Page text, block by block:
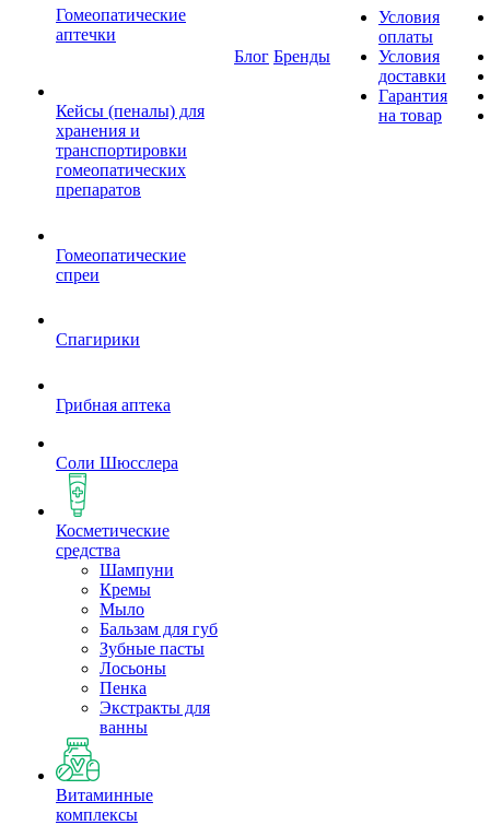
Гомеопатические
аптечки
Кейсы (пеналы) для
хранения и
транспортировки
гомеопатических
препаратов
Гомеопатические
спреи
Спагирики
Грибная аптека
Соли Шюсслера
Косметические
средства
Шампуни
Кремы
Мыло
Бальзам для губ
Зубные пасты
Лосьоны
Пенка
Экстракты для
ванны
Витаминные
комплексы
Блог Бренды
Условия
оплаты
Условия
доставки
Гарантия
на товар